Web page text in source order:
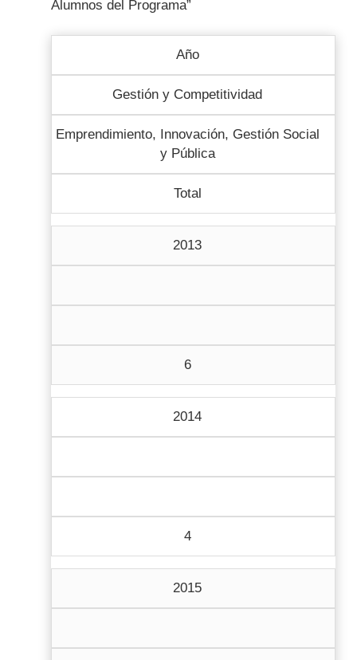
Alumnos del Programa”
Año
Gestión y Competitividad
Emprendimiento, Innovación, Gestión Social
y Pública
Total
2013
6
2014
4
2015